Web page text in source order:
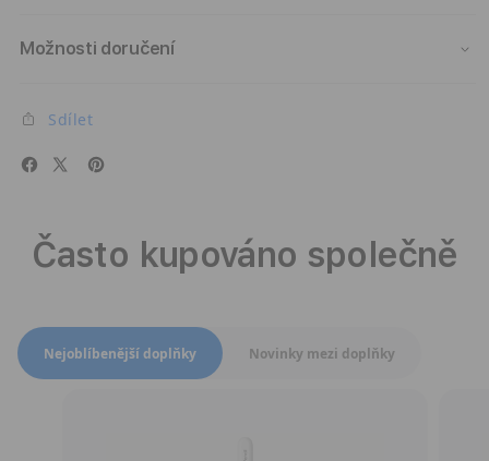
Možnosti doručení
Sdílet
Často kupováno společně
Přepnout zobrazení produktů
Nejoblíbenější doplňky Novinky mezi doplňky